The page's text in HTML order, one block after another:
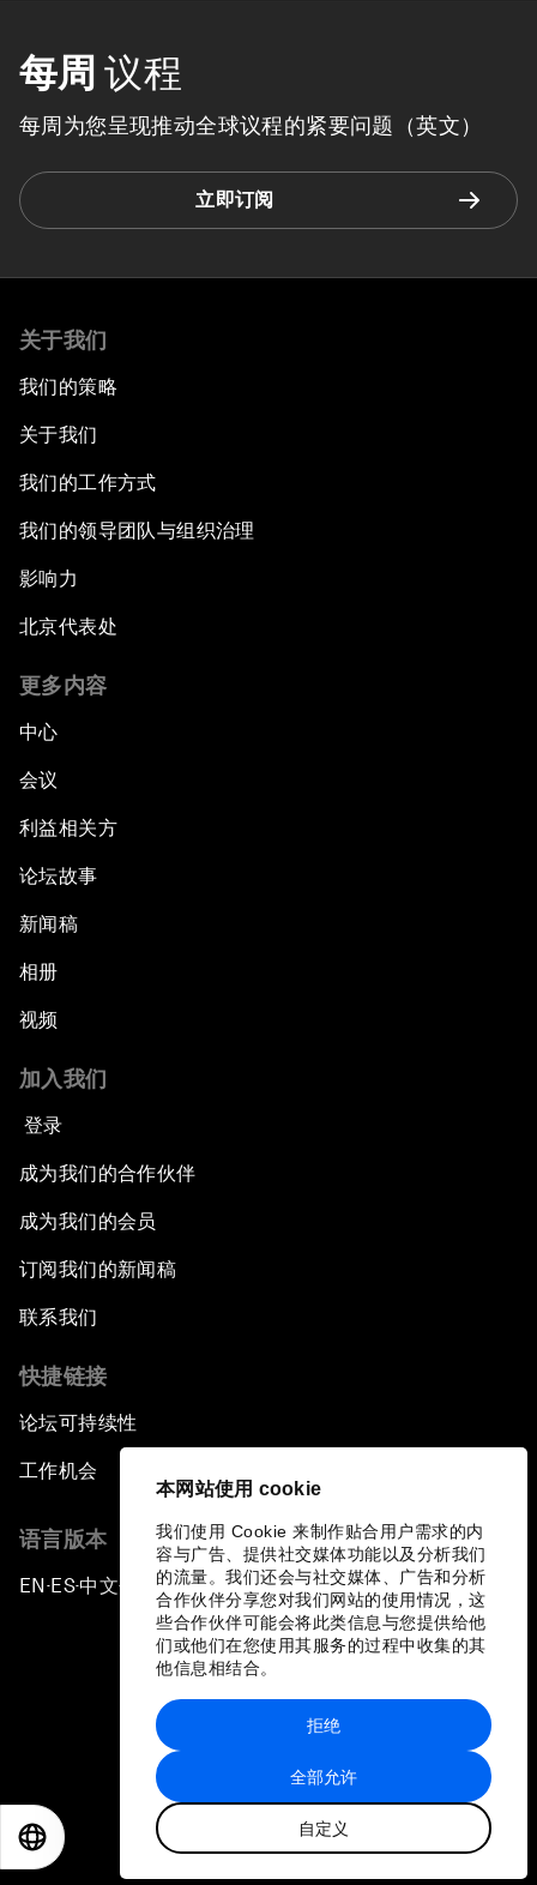
本网站使用 cookie
我们使用 Cookie 来制作贴合用户需求的内
容与广告、提供社交媒体功能以及分析我们
的流量。我们还会与社交媒体、广告和分析
合作伙伴分享您对我们网站的使用情况，这
些合作伙伴可能会将此类信息与您提供给他
们或他们在您使用其服务的过程中收集的其
他信息相结合。
全部允许
自定义
拒绝
每周 议程
每周为您呈现推动全球议程的紧要问题（英文）
立即订阅
关于我们
我们的策略
关于我们
我们的工作方式
我们的领导团队与组织治理
影响力
北京代表处
更多内容
中心
会议
利益相关方
论坛故事
新闻稿
相册
视频
加入我们
登录
成为我们的合作伙伴
成为我们的会员
订阅我们的新闻稿
联系我们
快捷链接
论坛可持续性
工作机会
语言版本
EN ▪ES▪中文▪ 日本語
站点地图
世界经济论坛